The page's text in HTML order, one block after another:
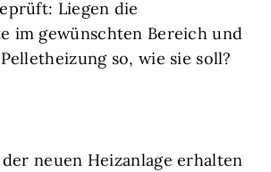
Liegen die
im gewünschten Bereich und
so, wie sie soll?
neuen Heizanlage erhalten